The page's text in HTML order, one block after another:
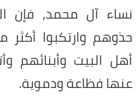
نساء آل محمد, فإن
حذوهم وارتكبوا
أهل البيت وأبنائهم
عنها فظاعة ودموية.